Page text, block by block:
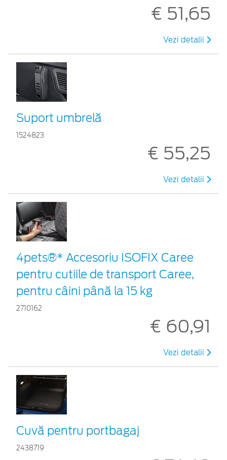
€ 51,65
Vezi detalii
Suport umbrelă
1524823
€ 55,25
Vezi detalii
4pets®* Accesoriu ISOFIX Caree
pentru cutiile de transport Caree,
pentru câini până la 15 kg
2710162
€ 60,91
Vezi detalii
Cuvă pentru portbagaj
2438719